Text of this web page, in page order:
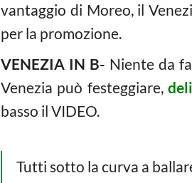
vantaggio di Moreo, il
per la promozione.
VENEZIA IN B- Niente da
Venezia può festeggiare,
basso il VIDEO.
Tutti sotto la curva a